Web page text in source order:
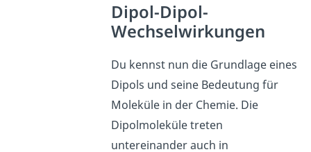
Dipol-Dipol-
Wechselwirkungen
Du kennst nun die Grundlage eines
Dipols und seine Bedeutung für
Moleküle in der Chemie. Die
Dipolmoleküle treten
untereinander auch in